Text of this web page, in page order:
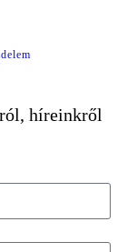
híreinkről